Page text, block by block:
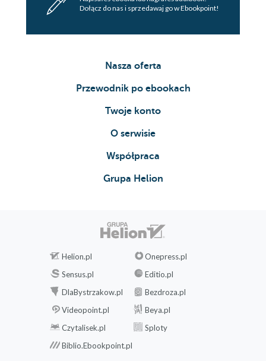
Dołącz do nas i sprzedawaj go w Ebookpoint!
Nasza oferta
Przewodnik po ebookach
Twoje konto
O serwisie
Współpraca
Grupa Helion
Helion.pl
Onepress.pl
Sensus.pl
Editio.pl
DlaBystrzakow.pl
Bezdroza.pl
Videopoint.pl
Beya.pl
Czytalisek.pl
Sploty
Biblio.Ebookpoint.pl